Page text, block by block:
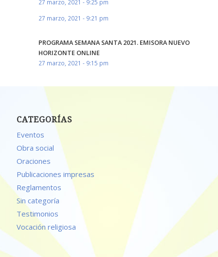
27 marzo, 2021 - 9:25 pm
27 marzo, 2021 - 9:21 pm
PROGRAMA SEMANA SANTA 2021. EMISORA NUEVO
HORIZONTE ONLINE
27 marzo, 2021 - 9:15 pm
CATEGORÍAS
Eventos
Obra social
Oraciones
Publicaciones impresas
Reglamentos
Sin categoría
Testimonios
Vocación religiosa